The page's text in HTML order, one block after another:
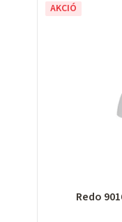
AKCIÓ
Redo